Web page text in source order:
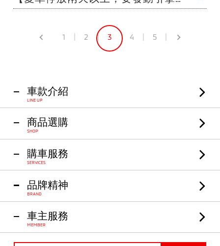
1 2 3 4 5
車款介紹
LINE UP
商品選購
SHOP
購車服務
SERVICES
品牌精神
BRAND
車主服務
MEMBER